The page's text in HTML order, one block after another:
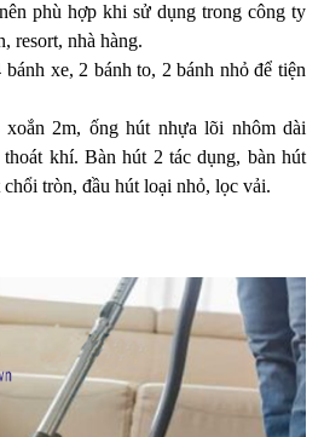
phù hợp khi sử dụng trong công ty
resort, nhà hàng.
xe, 2 bánh to, 2 bánh nhỏ để tiện
xoắn 2m, ống hút nhựa lõi nhôm dài
khí. Bàn hút 2 tác dụng, bàn hút
tròn, đầu hút loại nhỏ, lọc vải.